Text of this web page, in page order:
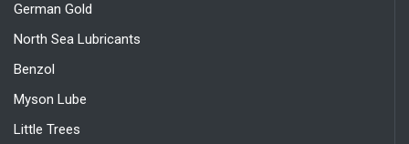
German Gold
North Sea Lubricants
Benzol
Myson Lube
Little Trees